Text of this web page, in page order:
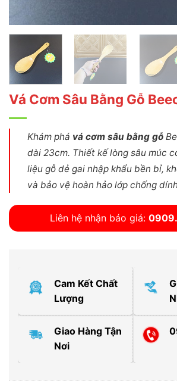
Vá Cơm Sâu Bằng Gỗ
Khám phá vá cơm sâu bằng gỗ
dài 23cm. Thiết kế lòng sâu múc
liệu gỗ dẻ gai nhập khẩu bền bỉ,
và bảo vệ hoàn hảo lớp chống
Liên hệ nhận báo giá:
Cam Kết Chất
Lượng
Giao Hàng Tận
Nơi